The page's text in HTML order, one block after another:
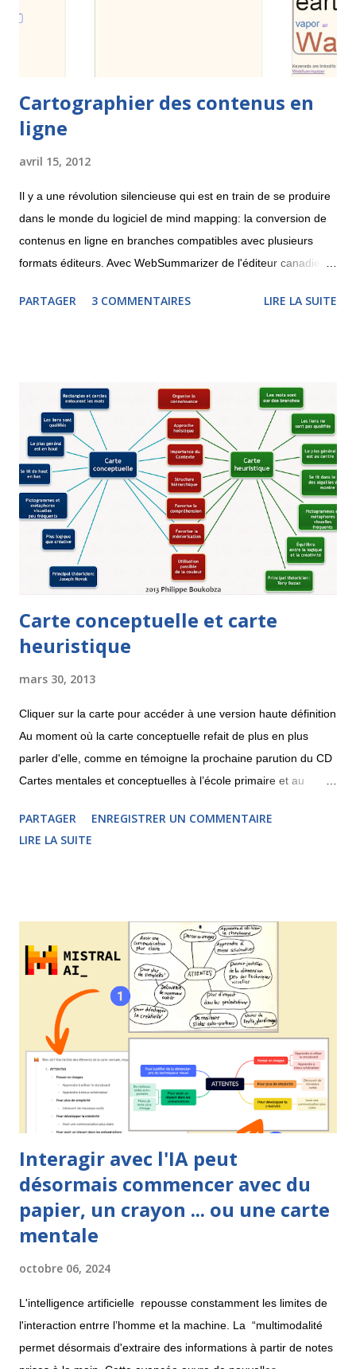
Cartographier des contenus en
ligne
avril 15, 2012
Il y a une révolution silencieuse qui est en train de se produire
dans le monde du logiciel de mind mapping: la conversion de
contenus en ligne en branches compatibles avec plusieurs
formats éditeurs. Avec WebSummarizer de l'éditeur canadien
Wikipedia ou d'indiquer l'adresse d'une page Web afin de
concepts les plus importants et y rattache des parties du
contenu. Il est nécessaire, une fois la carte téléchargée, de
simplifier les branches car elles comportent beaucoup de texte.
Quoi qu'il en soit, ceci n'est qu'un début et le mind mapping se
rapproche à grand pas de la recherche documentaire, sur le
Web et pourquoi pas dans une base de donnée. Voici ci-
dessous une recherche et la carte insérable dans un site qui
en rés...
PARTAGER 3 COMMENTAIRES LIRE LA SUITE
Carte conceptuelle et carte
heuristique
mars 30, 2013
Cliquer sur la carte pour accéder à une version haute définition
Au moment où la carte conceptuelle refait de plus en plus
parler d'elle, comme en témoigne la prochaine parution du CD
Cartes mentales et conceptuelles à l’école primaire et au
les points communs entre la carte heuristique et la carte
conceptuelle. La carte conceptuelle apparaît sur le devant de
s'appuie sur les travaux de l'auteur, formateur et entrepreneur
britannique Tony Buzan . Ces deux techniques, comme nous
pouvons le voir ci-dessus, partagent de nombreux points
communs mais il ne faut pas les confondre. Personnellement,
j'utilise la carte conceptuelle lorsque je veux formaliser des
connaissances, remettre les concepts en ordre afin d'êt...
PARTAGER
ENREGISTRER UN COMMENTAIRE
LIRE LA SUITE
Interagir avec l'IA peut
désormais commencer avec du
papier, un crayon ... ou une carte
mentale
octobre 06, 2024
L'intelligence artificielle repousse constamment les limites de
l'interaction entrre l’homme et la machine. La “multimodalité
permet désormais d'extraire des informations à partir de notes